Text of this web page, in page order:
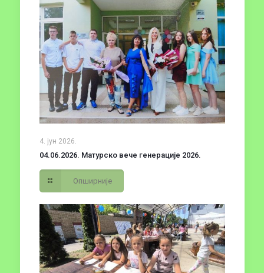
4. јун 2026.
04.06.2026. Матурско вече генерације 2026.
Опширније